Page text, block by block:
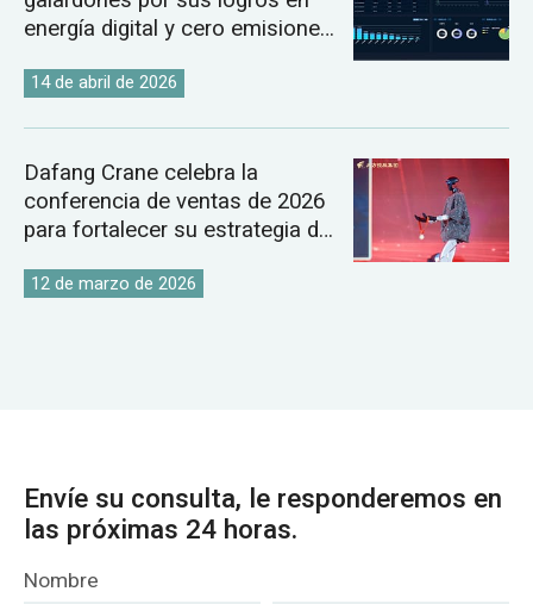
energía digital y cero emisiones
14 de abril de 2026
Dafang Crane celebra la
conferencia de ventas de 2026
para fortalecer su estrategia de
12 de marzo de 2026
Envíe su consulta, le responderemos en
las próximas 24 horas.
Nombre